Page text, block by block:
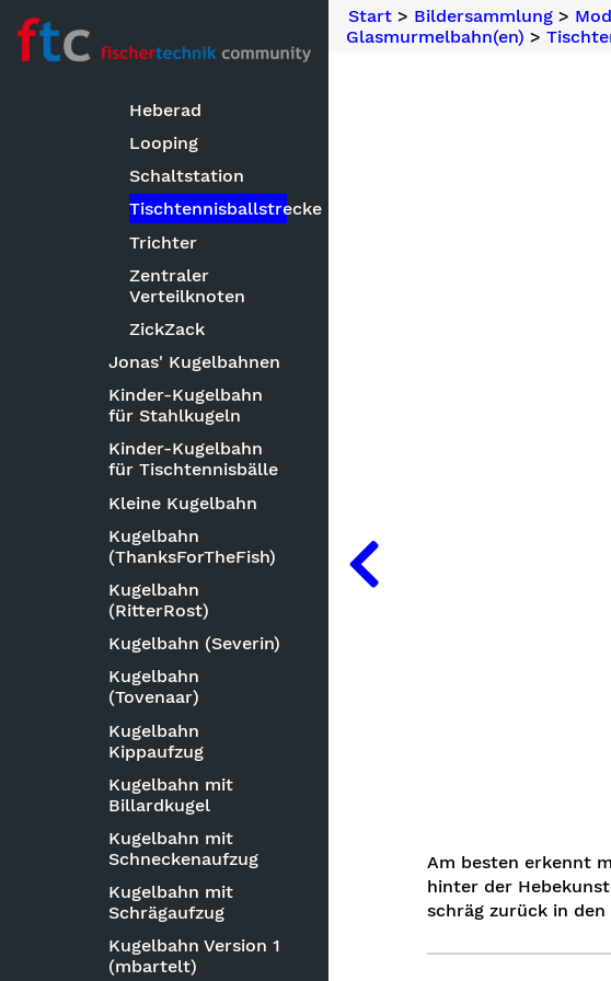
Dekorativer
Heberad
Looping
Schaltstation
Tischtennisballstrecke
Trichter
Zentraler
Verteilknoten
ZickZack
Jonas' Kugelbahnen
Kinder-Kugelbahn
für Stahlkugeln
Kinder-Kugelbahn
für Tischtennisbälle
Kleine Kugelbahn
Kugelbahn
(ThanksForTheFish)
Kugelbahn
(RitterRost)
Kugelbahn (Severin)
Kugelbahn
(Tovenaar)
Kugelbahn
Kippaufzug
Kugelbahn mit
Billardkugel
Kugelbahn mit
Schneckenaufzug
Kugelbahn mit
Schrägaufzug
Kugelbahn Version 1
(mbartelt)
Start> Bildersammlung>
Glasmurmelbahn(en) >
Am besten erkennt
hinter der
schräg zurück in den